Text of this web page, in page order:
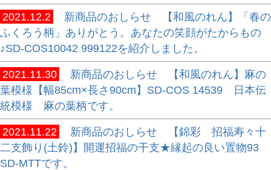
2021.12.2
新商品のおしらせ 【和風のれん】「春の
ふくろう柄」ありがとう。あなたの笑顔がたからもの
♪SD-COS10042 999122を紹介しました。
2021.11.30
新商品のおしらせ 【和風のれん】麻の
葉模様【幅85cm×長さ90cm】SD-COS 14539 日本伝
統模様 麻の葉柄です。
2021.11.22
新商品のおしらせ 【錦彩 招福寿々十
二支飾り(土鈴)】開運招福の干支★縁起の良い置物93
SD-MTTです。